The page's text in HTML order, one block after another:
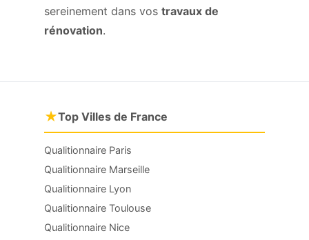
sereinement dans vos travaux de
rénovation.
★Top Villes de France
Qualitionnaire Paris
Qualitionnaire Marseille
Qualitionnaire Lyon
Qualitionnaire Toulouse
Qualitionnaire Nice